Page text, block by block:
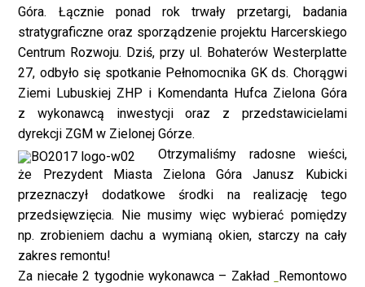
Góra. Łącznie ponad rok trwały przetargi, badania
stratygraficzne oraz sporządzenie projektu Harcerskiego
Centrum Rozwoju. Dziś, przy ul. Bohaterów Westerplatte
27, odbyło się spotkanie Pełnomocnika GK ds. Chorągwi
Ziemi Lubuskiej ZHP i Komendanta Hufca Zielona Góra
z wykonawcą inwestycji oraz z przedstawicielami
dyrekcji ZGM w Zielonej Górze.
Otrzymaliśmy radosne wieści,
że Prezydent Miasta Zielona Góra Janusz Kubicki
przeznaczył dodatkowe środki na realizację tego
przedsięwzięcia. Nie musimy więc wybierać pomiędzy
np. zrobieniem dachu a wymianą okien, starczy na cały
zakres remontu!
Za niecałe 2 tygodnie wykonawca – Zakład
Remontowo